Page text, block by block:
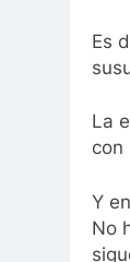
Es
La
con
Y
No